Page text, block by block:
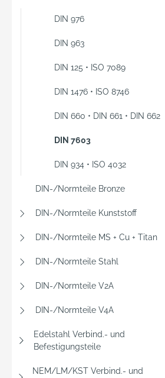
DIN 976
DIN 963
DIN 125 • ISO 7089
DIN 1476 • ISO 8746
DIN 660 • DIN 661 • DIN 662
DIN 7603
DIN 934 • ISO 4032
DIN-/Normteile Bronze
DIN-/Normteile Kunststoff
DIN-/Normteile MS + Cu + Titan
DIN-/Normteile Stahl
DIN-/Normteile V2A
DIN-/Normteile V4A
Edelstahl Verbind.- und
Befestigungsteile
NEM/LM/KST Verbind.- und